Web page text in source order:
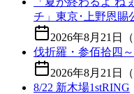
チ」東京･上野恩賜
2026年8月21日（
伐折羅・参佰拾四
2026年8月21日（
8/22 新木場1stRING